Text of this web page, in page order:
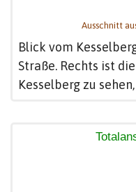
Ausschnitt
Blick vom
Straße. Rechts ist
Kesselberg zu